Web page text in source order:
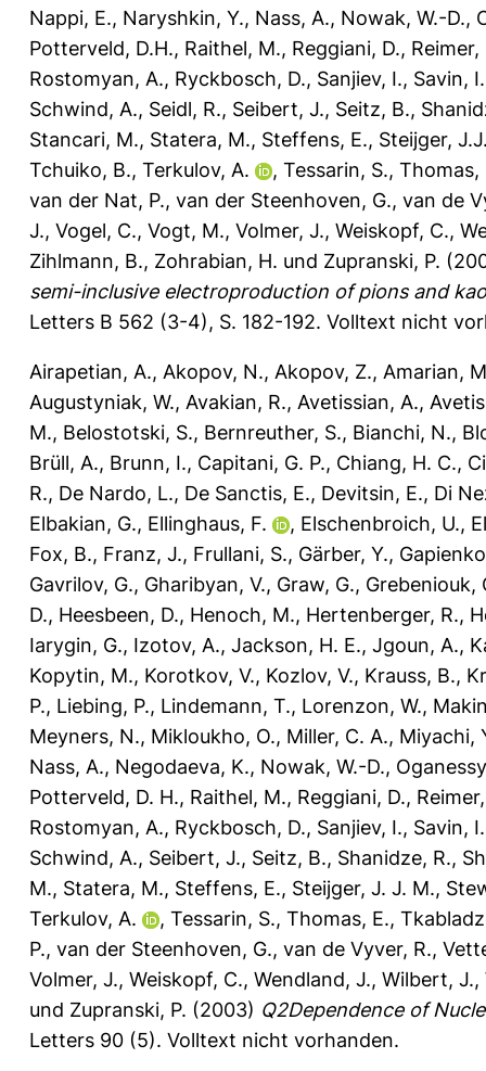
Nappi, E., Naryshkin, Y., Nass, A., Nowak, W.-D.,
Potterveld, D.H., Raithel, M., Reggiani, D., Reimer,
Rostomyan, A., Ryckbosch, D., Sanjiev, I., Savin, I.
Schwind, A., Seidl, R., Seibert, J., Seitz, B.,
Stancari, M., Statera, M., Steffens, E., Steijger,
Tchuiko, B., Terkulov, A. , Tessarin, S., Thomas,
van der Nat, P., van der Steenhoven, G., van de
J., Vogel, C., Vogt, M., Volmer, J., Weiskopf, C.,
Zihlmann, B., Zohrabian, H. und Zupranski, P.
semi-inclusive electroproduction of pions and
Letters B 562 (3-4), S. 182-192. Volltext nicht
Airapetian, A., Akopov, N., Akopov, Z., Amarian,
Augustyniak, W., Avakian, R., Avetissian, A.,
M., Belostotski, S., Bernreuther, S., Bianchi, N.,
Brüll, A., Brunn, I., Capitani, G. P., Chiang, H. C.,
R., De Nardo, L., De Sanctis, E., Devitsin, E., Di
Elbakian, G., Ellinghaus, F. , Elschenbroich, U.,
Fox, B., Franz, J., Frullani, S., Gärber, Y.,
Gavrilov, G., Gharibyan, V., Graw, G., Grebeniouk,
D., Heesbeen, D., Henoch, M., Hertenberger, R.,
Iarygin, G., Izotov, A., Jackson, H. E., Jgoun, A.,
Kopytin, M., Korotkov, V., Kozlov, V., Krauss, B.,
P., Liebing, P., Lindemann, T., Lorenzon, W.,
Meyners, N., Mikloukho, O., Miller, C. A., Miyachi,
Nass, A., Negodaeva, K., Nowak, W.-D.,
Potterveld, D. H., Raithel, M., Reggiani, D.,
Rostomyan, A., Ryckbosch, D., Sanjiev, I., Savin, I.
Schwind, A., Seibert, J., Seitz, B., Shanidze, R.,
M., Statera, M., Steffens, E., Steijger, J. J. M.,
Terkulov, A.
, Tessarin, S., Thomas, E.,
P., van der Steenhoven, G., van de Vyver, R.,
Volmer, J., Weiskopf, C., Wendland, J., Wilbert, J.,
und Zupranski, P. (2003) Q2Dependence of
Letters 90 (5). Volltext nicht vorhanden.